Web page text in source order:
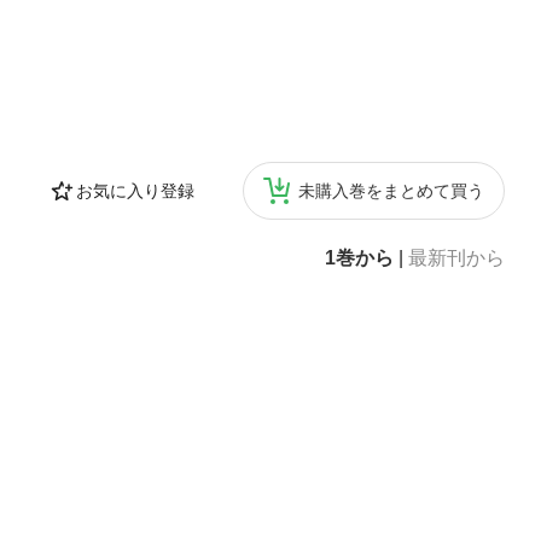
お気に入り登録 未購入巻をまとめて買う
1巻から 最新刊から